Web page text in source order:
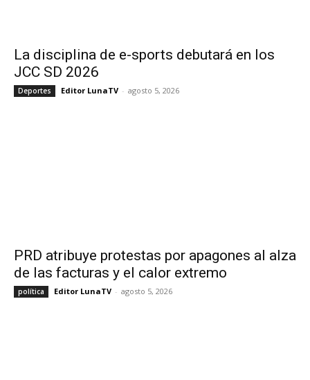
La disciplina de e-sports debutará en los
JCC SD 2026
Deportes Editor LunaTV - agosto 5, 2026
PRD atribuye protestas por apagones al alza
de las facturas y el calor extremo
política Editor LunaTV - agosto 5, 2026